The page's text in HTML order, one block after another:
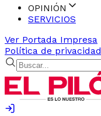
OPINIÓN
SERVICIOS
Ver Portada Impresa
Política de privacidad